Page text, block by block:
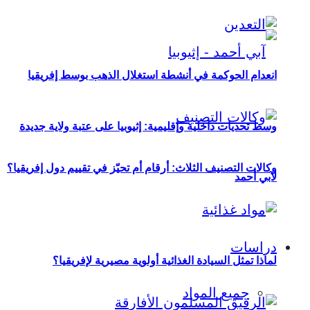
وسط تحديات داخلية وإقليمية: إثيوبيا على عتبة ولاية جديدة
لآبي أحمد
دراسات
جميع المواد
انعدام الحوكمة في أنشطة استغلال الذهب بوسط إفريقيا
وكالات التصنيف الثلاث: أرقام أم تحيّز في تقييم دول إفريقيا؟
لماذا تمثل السيادة الغذائية أولوية مصيرية لإفريقيا؟